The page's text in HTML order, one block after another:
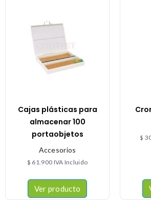
Cajas plásticas para
almacenar 100
portaobjetos
Accesorios
$ 61.900 IVA Incluido
Ver producto
$